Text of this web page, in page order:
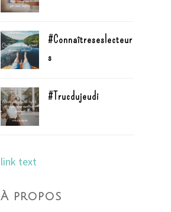
#Connaîtreseslecteur
s
#Trucdujeudi
link text
À propos